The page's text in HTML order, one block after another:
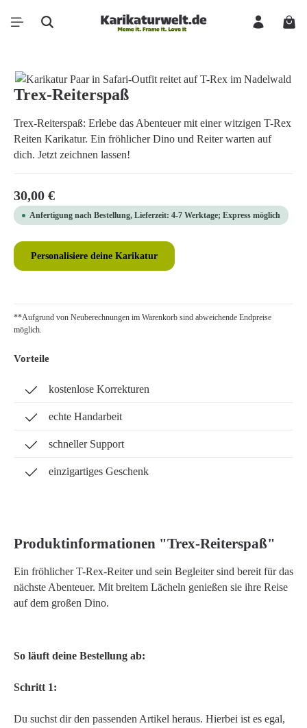
Zum Hauptinhalt springen
Bildergalerie überspringen
Trex-Reiterspaß
Trex-Reiterspaß: Erlebe das Abenteuer mit einer witzigen T-Rex
Reiten Karikatur. Ein fröhlicher Dino und Reiter warten auf
dich. Jetzt zeichnen lassen!
Regulärer Preis:
30,00 €
Anfertigung nach Bestellung, Lieferzeit: 4-7 Werktage; Express möglich
Personalisiere deine Karikatur
**Aufgrund von Neuberechnungen im Warenkorb sind abweichende Endpreise
möglich.
Vorteile
kostenlose Korrekturen
echte Handarbeit
schneller Support
einzigartiges Geschenk
Produktinformationen "Trex-Reiterspaß"
Ein fröhlicher T-Rex-Reiter und sein Begleiter sind bereit für das
nächste Abenteuer. Mit breitem Lächeln genießen sie ihre Reise
auf dem großen Dino.
So läuft deine Bestellung ab:
Schritt 1:
Du suchst dir den passenden Artikel heraus. Hierbei ist es egal,